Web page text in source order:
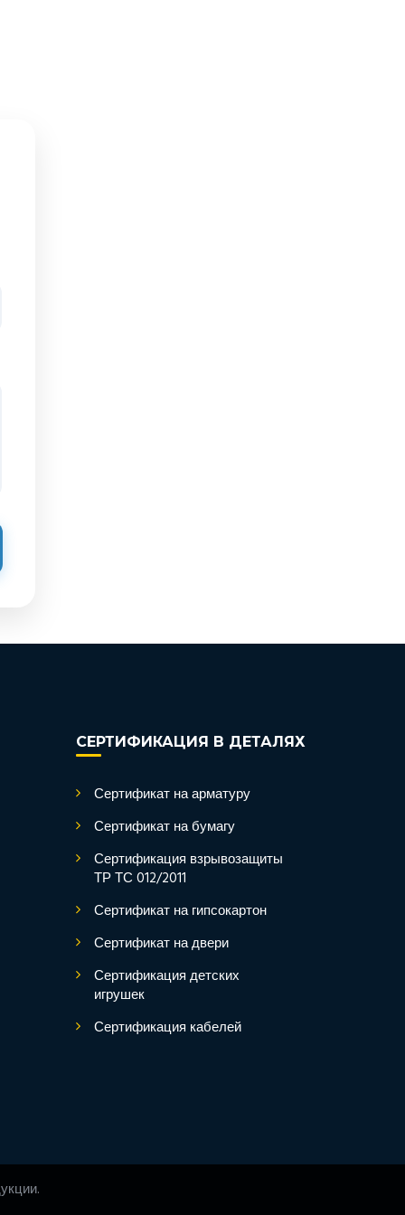
СЕРТИФИКАЦИЯ В ДЕТАЛЯХ
Сертификат на арматуру
Сертификат на бумагу
Сертификация взрывозащиты
ТР ТС 012/2011
Сертификат на гипсокартон
Сертификат на двери
Сертификация детских
игрушек
Сертификация кабелей